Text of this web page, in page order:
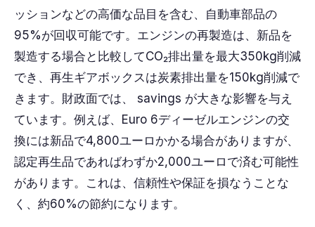
ッションなどの高価な品目を含む、自動車部品の
95%が回収可能です。エンジンの再製造は、新品を
製造する場合と比較してCO₂排出量を最大350kg削減
でき、再生ギアボックスは炭素排出量を150kg削減で
きます。財政面では、 savings が大きな影響を与え
ています。例えば、Euro 6ディーゼルエンジンの交
換には新品で4,800ユーロかかる場合がありますが、
認定再生品であればわずか2,000ユーロで済む可能性
があります。これは、信頼性や保証を損なうことな
く、約60%の節約になります。